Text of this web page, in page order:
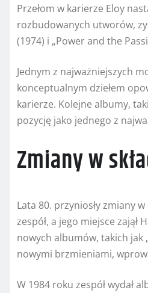
Przełom w karierze Eloy
rozbudowanych utworów,
(1974) i „Power and the
Jednym z najważniejszych
konceptualnym dziełem
karierze. Kolejne albumy,
pozycję jako jednego z
Zmiany w
Lata 80. przyniosły zmiany
zespół, a jego miejsce
nowych albumów, takich jak
nowymi brzmieniami,
W 1984 roku zespół wydał